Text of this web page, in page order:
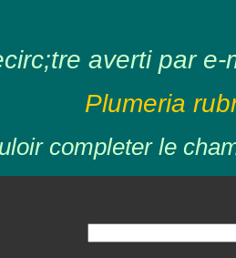
averti par
Plumeria
completer le